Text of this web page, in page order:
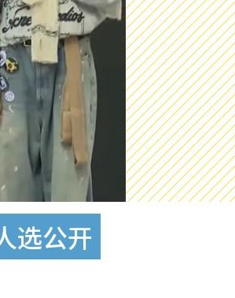
选公开